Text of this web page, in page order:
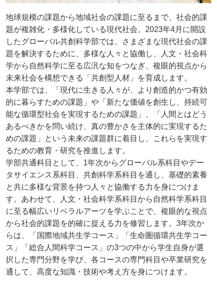
地球規模の課題から地域社会の課題に至るまで、社会的課
題が複雑化・多様化している現代社会。2023年4月に開設
したグローバル共創科学部では、さまざまな現代社会の課
題を解決するために、多様な人々と協働し、人文・社会科
学から自然科学に至る広汎な知をつなぎ、複眼的視点から
未来社会を構想できる「共創型人材」を育成します。
本学部では、「現代に生きる人々が、より創造的かつ有効
的に暮らすための課題」や「新たな価値を創生し、持続可
能な循環型社会を実現するための課題」、「人間とはどう
あるべきかを問い続け、真の豊かさを主体的に実現するた
めの課題」という未来の課題群に着目し、これらを実現す
るための教育・研究を推進します。
学部共通科目として、1年次からグローバル系科目やデー
タサイエンス系科目、共創科学系科目を通し、基礎的素養
と共に多様な背景を持つ人々と協働する力を身につけま
す。あわせて、人文・社会科学系科目から自然科学系科目
に至る幅広いリベラルアーツを学ぶことで、複眼的な視点
から社会的課題を的確に捉える力を修習します。3年次か
らは、「国際地域共生学コース」「生命圏循環共生学コー
ス」「総合人間科学コース」の3つの中から学生自身が選
択した専門分野を学び、各コースの専門科目や卒業研究を
通して、高度な知識・技術や考え方を身につけます。